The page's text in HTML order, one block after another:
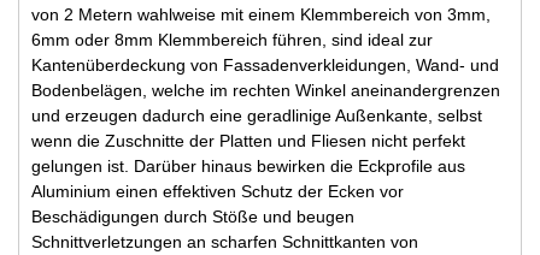
von 2 Metern wahlweise mit einem Klemmbereich von 3mm,
6mm oder 8mm Klemmbereich führen, sind ideal zur
Kantenüberdeckung von Fassadenverkleidungen, Wand- und
Bodenbelägen, welche im rechten Winkel aneinandergrenzen
und erzeugen dadurch eine geradlinige Außenkante, selbst
wenn die Zuschnitte der Platten und Fliesen nicht perfekt
gelungen ist. Darüber hinaus bewirken die Eckprofile aus
Aluminium einen effektiven Schutz der Ecken vor
Beschädigungen durch Stöße und beugen
Schnittverletzungen an scharfen Schnittkanten von